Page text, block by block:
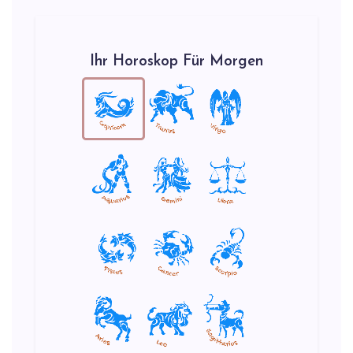
Ihr Horoskop Für Morgen